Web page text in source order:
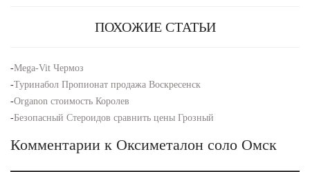
ПОХОЖИЕ СТАТЬИ
-Mega-Vit Чермоз
-Туринабол Пропионат продажа Воскресенск
-Organon стоимость Королев
-Безопасный Стероидов сравнить цены Грозный
Комментарии к Оксиметалон соло Омск